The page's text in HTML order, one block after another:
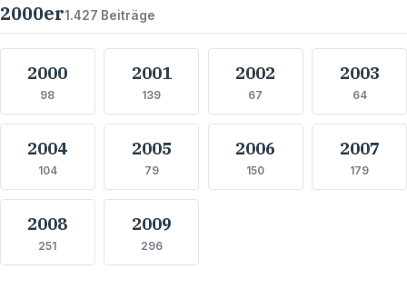
2000er1.427 Beiträge
2000
98
2001
139
2002
67
2003
64
2004
104
2005
79
2006
150
2007
179
2008
251
2009
296